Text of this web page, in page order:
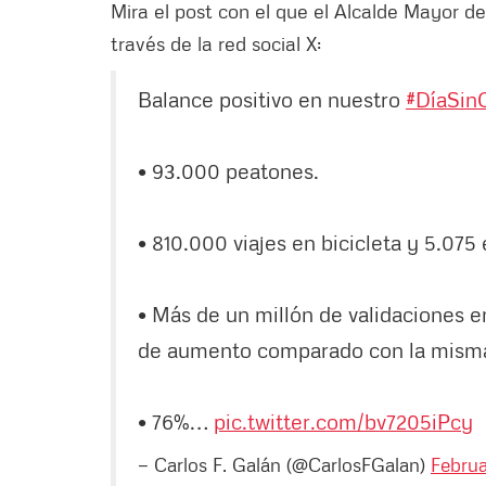
Mira el post con el que el Alcalde Mayor
través de la red social X:
Balance positivo en nuestro
• 93.000 peatones.
• 810.000 viajes en bicicleta y
• Más de un millón de validaciones
de aumento comparado con la
• 76%… pic.twitter.com/bv7205iPcy
— Carlos F. Galán (@CarlosFGalan)